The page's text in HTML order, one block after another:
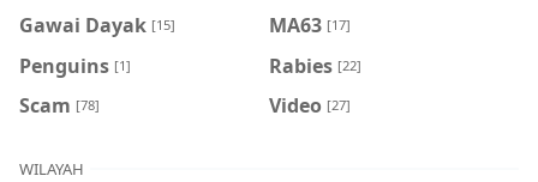
Gawai Dayak [15] MA63 [17]
Penguins [1] Rabies [22]
Scam [78] Video [27]
WILAYAH